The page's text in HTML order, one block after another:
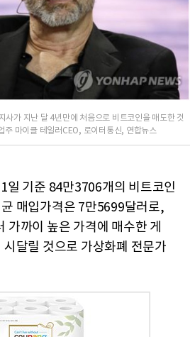
사가 지난 달 4년만에 처음으로 비트코인을 매도한 것
주 마이클 테일러CEO, 로이터통신, 연합뉴스
일 기준 84만3706개의 비트코인
매입가격은 7만5699달러로,
가까이 높은 가격에 매수한 게
달릴 것으로 가상화폐 전문가